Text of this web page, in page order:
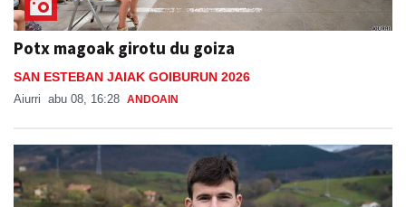
Potx magoak girotu du goiza
SAN ESTEBAN JAIAK GOIBURUN 2026
Aiurri abu 08, 16:28 ANDOAIN